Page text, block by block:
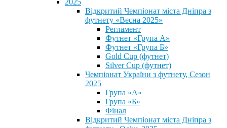
2025
Відкритий Чемпіонат міста Дніпра з
футнету «Весна 2025»
Регламент
Футнет «Група А»
Футнет «Група Б»
Gold Cup (футнет)
Silver Cup (футнет)
Чемпіонат України з футнету, Сезон
2025
Група «А»
Група «Б»
Фінал
Відкритий Чемпіонат міста Дніпра з